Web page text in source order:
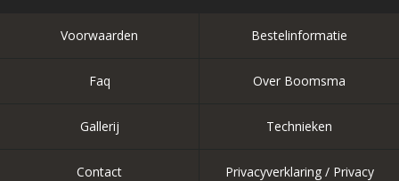
Voorwaarden Bestelinformatie
Faq Over Boomsma
Gallerij Technieken
Contact Privacyverklaring / Privacy